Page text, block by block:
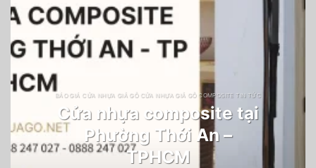
BÁO GIÁ CỬA NHỰA GIẢ GỖ CỬA NHỰA GIẢ GỖ COMPOSITE TIN TỨC
Cửa nhựa composite tại
Phường Thới An –
TPHCM